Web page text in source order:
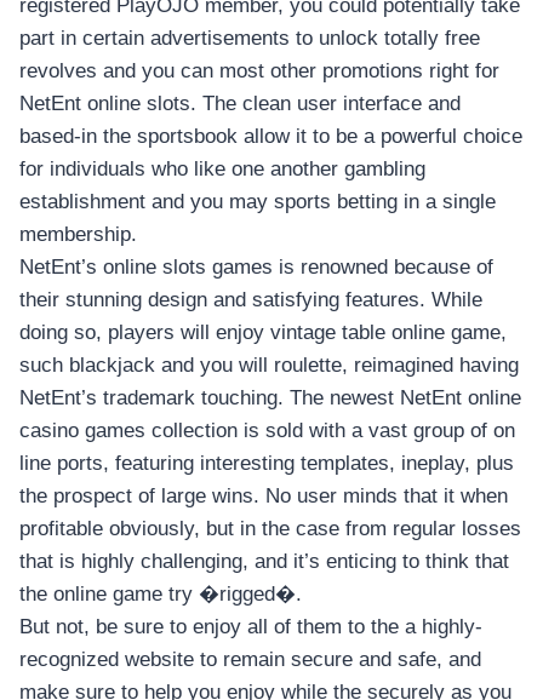
อุปกรณ์เพื่อความบันเทิง
อุปกรณ์เพื่อความบันเทิง
หูฟัง
ลำโพง
โทรทัศน์
registered PlayOJO member, you could potentially take
part in certain advertisements to unlock totally free
revolves and you can most other promotions right for
NetEnt online slots. The clean user interface and
based-in the sportsbook allow it to be a powerful choice
for individuals who like one another gambling
establishment and you may sports betting in a single
membership.
NetEnt’s online slots games is renowned because of
their stunning design and satisfying features. While
doing so, players will enjoy vintage table online game,
such blackjack and you will roulette, reimagined having
NetEnt’s trademark touching. The newest NetEnt online
casino games collection is sold with a vast group of on
line ports, featuring interesting templates, ineplay, plus
the prospect of large wins. No user minds that it when
profitable obviously, but in the case from regular losses
that is highly challenging, and it’s enticing to think that
the online game try �rigged�.
But not, be sure to enjoy all of them to the a highly-
recognized website to remain secure and safe, and
make sure to help you enjoy while the securely as you